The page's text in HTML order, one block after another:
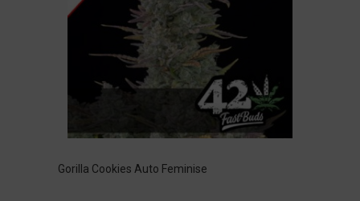
Gorilla Cookies Auto Feminise